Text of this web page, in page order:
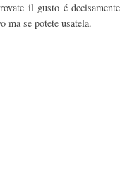
il gusto é decisamente
ma se potete usatela.